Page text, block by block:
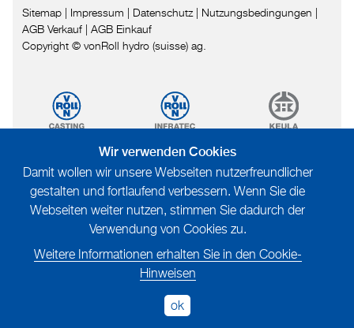
Sitemap | Impressum | Datenschutz | Nutzungsbedingungen |
AGB Verkauf | AGB Einkauf
Copyright © vonRoll hydro (suisse) ag.
Wir verwenden Cookies
Damit wollen wir unsere Webseiten nutzerfreundlicher
gestalten und fortlaufend verbessern. Wenn Sie die
Webseiten weiter nutzen, stimmen Sie dadurch der
Verwendung von Cookies zu.
Weitere Informationen erhalten Sie in den Cookie-
Hinweisen
ok